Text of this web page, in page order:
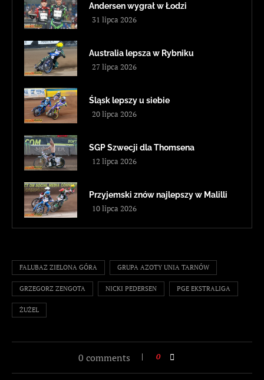
Andersen wygrał w Łodzi
31 lipca 2026
Australia lepsza w Rybniku
27 lipca 2026
Śląsk lepszy u siebie
20 lipca 2026
SGP Szwecji dla Thomsena
12 lipca 2026
Przyjemski znów najlepszy w Malilli
10 lipca 2026
FALUBAZ ZIELONA GÓRA GRUPA AZOTY UNIA TARNÓW
GRZEGORZ ZENGOTA NICKI PEDERSEN PGE EKSTRALIGA
ŻUŻEL
0 comments 0